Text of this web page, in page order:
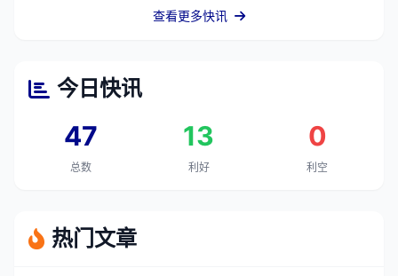
查看更多快讯
今日快讯
47
总数
13
利好
0
利空
热门文章